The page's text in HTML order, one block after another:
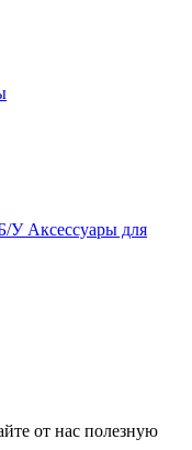
У Аксессуары для
от нас полезную